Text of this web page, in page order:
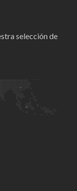
selección de